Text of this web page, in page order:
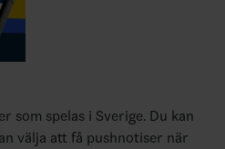
som spelas i Sverige. Du kan
välja att få pushnotiser när